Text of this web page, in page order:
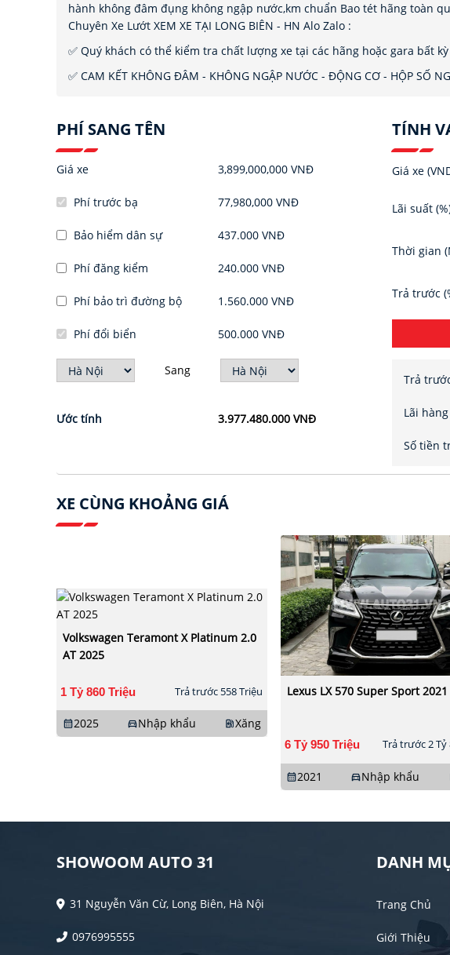
hành không đâm đụng không ngập nước,km chuẩn Bao tét hãng toàn
Chuyên Xe Lướt XEM XE TẠI LONG BIÊN - HN Alo Zalo :
✅ Quý khách có thể kiểm tra chất lượng xe tại các hãng hoặc gara bất kỳ
✅ CAM KẾT KHÔNG ĐÂM - KHÔNG NGẬP NƯỚC - ĐỘNG CƠ - HỘP SỐ
PHÍ SANG TÊN
Giá xe 3,899,000,000 VNĐ
Phí trước bạ 77,980,000 VNĐ
Bảo hiểm dân sự 437.000 VNĐ
Phí đăng kiểm 240.000 VNĐ
Phí bảo trì đường bộ 1.560.000 VNĐ
Phí đổi biển 500.000 VNĐ
Sang
Ước tính 3.977.480.000 VNĐ
TÍNH
Giá xe
Lãi suất
Thời gian
Trả trước
Trả
Lãi
Số tiền
XE CÙNG KHOẢNG GIÁ
Volkswagen Teramont X Platinum 2.0
AT 2025
1 Tỷ 860 Triệu Trả trước 558 Triệu
calendar_month2025 directions_carNhập khẩu ev_stationXăng
Lexus LX 570 Super Sport 2021
6 Tỷ 950 Triệu Trả trước 2 Tỷ
calendar_month2021 directions_carNhập khẩu
SHOWOOM AUTO 31
31 Nguyễn Văn Cừ, Long Biên, Hà Nội
0976995555
DANH
Trang Chủ
Giới Thiệu